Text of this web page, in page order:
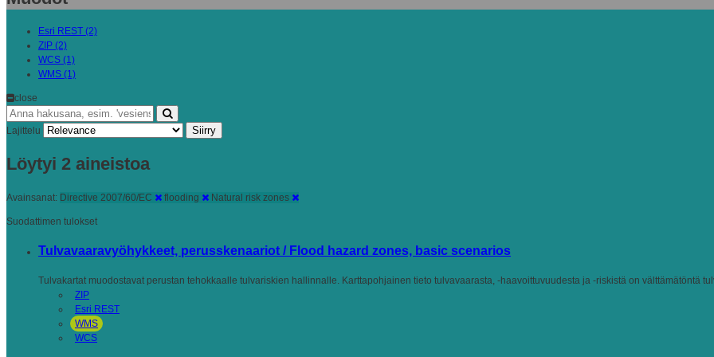
Esri REST (2)
ZIP (2)
WCS (1)
WMS (1)
close
Lajittelu Siirry
Löytyi 2 aineistoa
Avainsanat: Directive 2007/60/EC flooding Natural risk zones
Suodattimen tulokset
Tulvavaaravyöhykkeet, perusskenaariot / Flood hazard zones, basic scenarios
Tulvakartat muodostavat perustan tehokkaalle tulvariskien hallinnalle. Karttapohjainen tieto tulvavaarasta, -haavoittuvuudesta ja -riskistä on välttämätöntä
ZIP
Esri REST
WMS
WCS